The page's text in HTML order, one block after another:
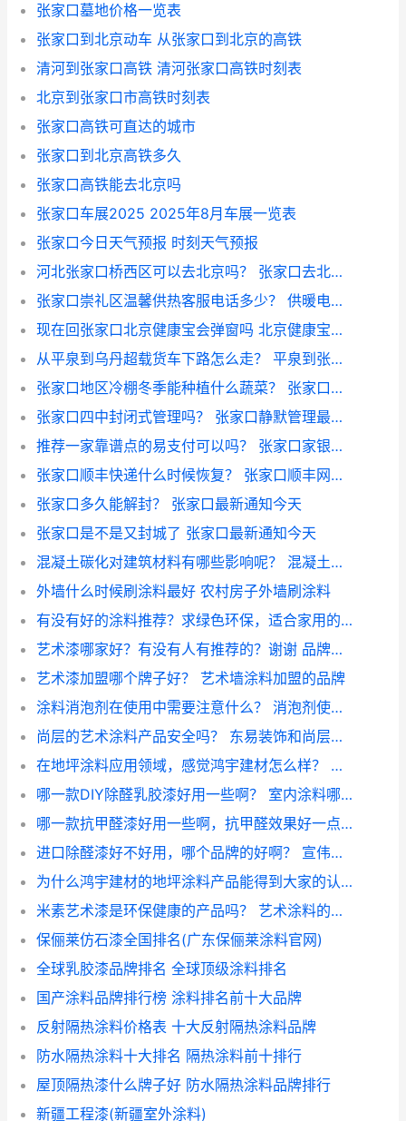
张家口墓地价格一览表
张家口到北京动车 从张家口到北京的高铁
清河到张家口高铁 清河张家口高铁时刻表
北京到张家口市高铁时刻表
张家口高铁可直达的城市
张家口到北京高铁多久
张家口高铁能去北京吗
张家口车展2025 2025年8月车展一览表
张家口今日天气预报 时刻天气预报
河北张家口桥西区可以去北京吗？ 张家口去北京最新通知
张家口崇礼区温馨供热客服电话多少？ 供暖电话24小时热线
现在回张家口北京健康宝会弹窗吗 北京健康宝出京后回来
从平泉到乌丹超载货车下路怎么走？ 平泉到张家口高铁票价
张家口地区冷棚冬季能种植什么蔬菜？ 张家口蔬菜种植基地
张家口四中封闭式管理吗？ 张家口静默管理最新消息
推荐一家靠谱点的易支付可以吗？ 张家口家银易支付
张家口顺丰快递什么时候恢复？ 张家口顺丰网点分布
张家口多久能解封？ 张家口最新通知今天
张家口是不是又封城了 张家口最新通知今天
混凝土碳化对建筑材料有哪些影响呢？ 混凝土防碳化防护涂料
外墙什么时候刷涂料最好 农村房子外墙刷涂料
有没有好的涂料推荐？求绿色环保，适合家用的 绿色环保涂料
艺术漆哪家好？有没有人有推荐的？谢谢 品牌好的艺术涂料真伪
艺术漆加盟哪个牌子好？ 艺术墙涂料加盟的品牌
涂料消泡剂在使用中需要注意什么？ 消泡剂使用方法
尚层的艺术涂料产品安全吗？ 东易装饰和尚层装饰对比
在地坪涂料应用领域，感觉鸿宇建材怎么样？ 环氧地坪涂料广金平果下拉
哪一款DIY除醛乳胶漆好用一些啊？ 室内涂料哪个品牌的好
哪一款抗甲醛漆好用一些啊，抗甲醛效果好一点的？ 中国十大涂料品牌油漆
进口除醛漆好不好用，哪个品牌的好啊？ 宣伟涂料有假货吗
为什么鸿宇建材的地坪涂料产品能得到大家的认可？ 环氧地坪漆干湿不同色
米素艺术漆是环保健康的产品吗？ 艺术涂料的环保性
保俪莱仿石漆全国排名(广东保俪莱涂料官网)
全球乳胶漆品牌排名 全球顶级涂料排名
国产涂料品牌排行榜 涂料排名前十大品牌
反射隔热涂料价格表 十大反射隔热涂料品牌
防水隔热涂料十大排名 隔热涂料前十排行
屋顶隔热漆什么牌子好 防水隔热涂料品牌排行
新疆工程漆(新疆室外涂料)